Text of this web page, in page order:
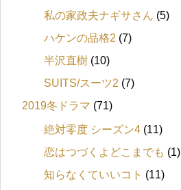
私の家政夫ナギサさん (5)
ハケンの品格2 (7)
半沢直樹 (10)
SUITS/スーツ2 (7)
2019冬ドラマ (71)
絶対零度 シーズン4 (11)
恋はつづくよどこまでも (1)
知らなくていいコト (11)